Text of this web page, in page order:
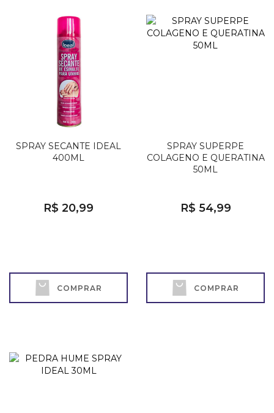
SPRAY SECANTE IDEAL
400ML
R$ 20,99
COMPRAR
SPRAY SUPERPE
COLAGENO E QUERATINA
50ML
R$ 54,99
COMPRAR